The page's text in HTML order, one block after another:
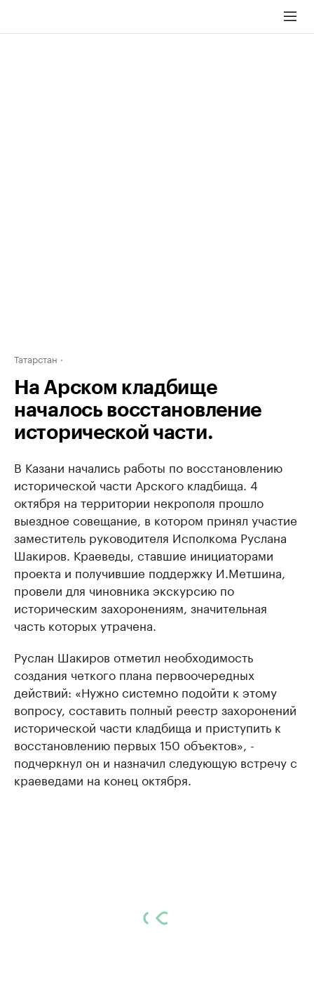
Татарстан
На Арском кладбище
началось восстановление
исторической части.
В Казани начались работы по восстановлению
исторической части Арского кладбища. 4
октября на территории некрополя прошло
выездное совещание, в котором принял участие
заместитель руководителя Исполкома Руслана
Шакиров. Краеведы, ставшие инициаторами
проекта и получившие поддержку И.Метшина,
провели для чиновника экскурсию по
историческим захоронениям, значительная
часть которых утрачена.
Руслан Шакиров отметил необходимость
создания четкого плана первоочередных
действий: «Нужно системно подойти к этому
вопросу, составить полный реестр захоронений
исторической части кладбища и приступить к
восстановлению первых 150 объектов», -
подчеркнул он и назначил следующую встречу с
краеведами на конец октября.